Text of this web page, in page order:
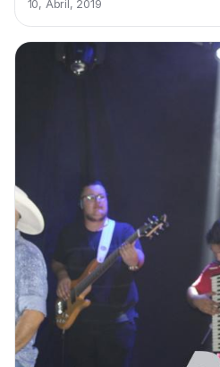
10, Abril, 2019